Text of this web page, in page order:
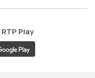
RTP Play